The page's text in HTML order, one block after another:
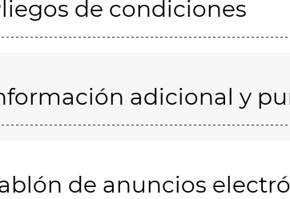
de condiciones
adicional y
de anuncios